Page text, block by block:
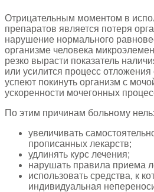
Отрицательным моментом в
препаратов является потеря
нарушение нормального
организме человека
резко вырасти показатель
или усилится процесс
успеют покинуть организм с
ускоренности мочегонных
По этим причинам больному
увеличивать
прописанных лекарств;
удлинять курс лечения;
нарушать правила приема
использовать средства, к
индивидуальная